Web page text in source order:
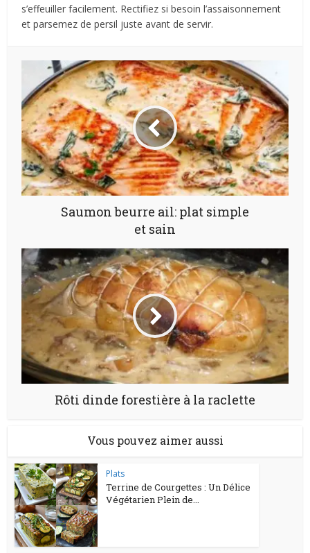
s’effeuiller facilement. Rectifiez si besoin l’assaisonnement
et parsemez de persil juste avant de servir.
Saumon beurre ail: plat simple
et sain
Rôti dinde forestière à la raclette
Vous pouvez aimer aussi
Plats
Terrine de Courgettes : Un Délice
Végétarien Plein de...